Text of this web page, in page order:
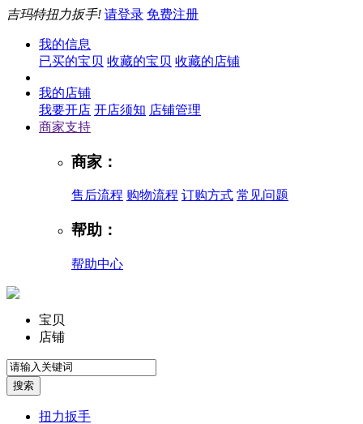
吉玛特扭力扳手! 请登录 免费注册
我的信息
已买的宝贝 收藏的宝贝 收藏的店铺
我的店铺
我要开店 开店须知 店铺管理
商家支持
商家：
售后流程 购物流程 订购方式 常见问题
帮助：
帮助中心
宝贝
店铺
扭力扳手